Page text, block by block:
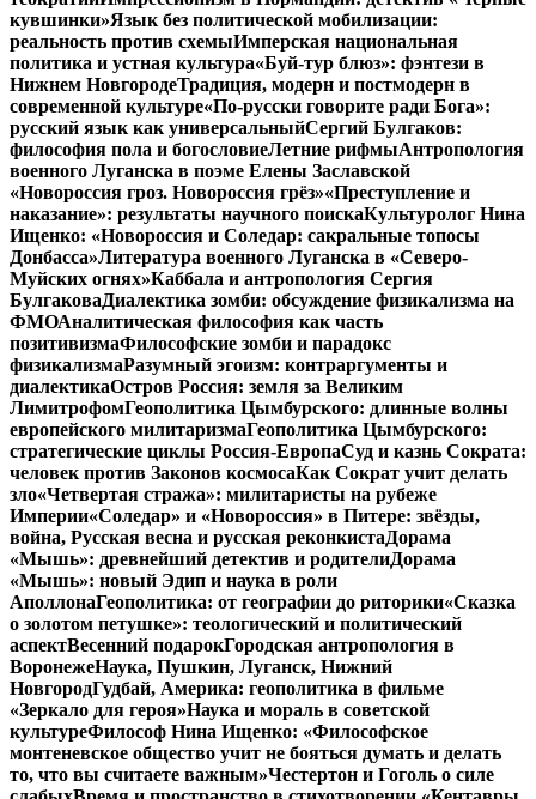
кувшинки»Язык без политической мобилизации:
реальность против схемыИмперская национальная
политика и устная культура«Буй-тур блюз»: фэнтези в
Нижнем НовгородеТрадиция, модерн и постмодерн в
современной культуре«По-русски говорите ради Бога»:
русский язык как универсальныйСергий Булгаков:
философия пола и богословиеЛетние рифмыАнтропология
военного Луганска в поэме Елены Заславской
«Новороссия гроз. Новороссия грёз»«Преступление и
наказание»: результаты научного поискаКультуролог Нина
Ищенко: «Новороссия и Соледар: сакральные топосы
Донбасса»Литература военного Луганска в «Северо-
Муйских огнях»Каббала и антропология Сергия
БулгаковаДиалектика зомби: обсуждение физикализма на
ФМОАналитическая философия как часть
позитивизмаФилософские зомби и парадокс
физикализмаРазумный эгоизм: контраргументы и
диалектикаОстров Россия: земля за Великим
ЛимитрофомГеополитика Цымбурского: длинные волны
европейского милитаризмаГеополитика Цымбурского:
стратегические циклы Россия-ЕвропаСуд и казнь Сократа:
человек против Законов космосаКак Сократ учит делать
зло«Четвертая стража»: милитаристы на рубеже
Империи«Соледар» и «Новороссия» в Питере: звёзды,
война, Русская весна и русская реконкистаДорама
«Мышь»: древнейший детектив и родителиДорама
«Мышь»: новый Эдип и наука в роли
АполлонаГеополитика: от географии до риторики«Сказка
о золотом петушке»: теологический и политический
аспектВесенний подарокГородская антропология в
ВоронежеНаука, Пушкин, Луганск, Нижний
НовгородГудбай, Америка: геополитика в фильме
«Зеркало для героя»Наука и мораль в советской
культуреФилософ Нина Ищенко: «Философское
монтеневское общество учит не бояться думать и делать
то, что вы считаете важным»Честертон и Гоголь о силе